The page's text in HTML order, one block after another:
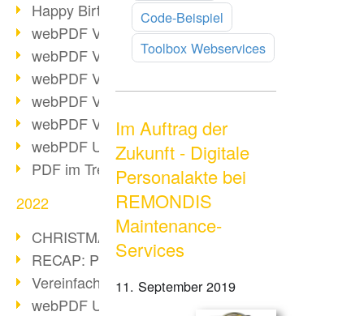
Happy Birthday, PDF!
webPDF Video-Session 4
webPDF Video-Session 3
webPDF Video-Session 2
webPDF Video-Session 1
webPDF Video-Session Termine
webPDF Update 9.0.0.2843
PDF im Trend
2022
CHRISTMAS 2022 loading
RECAP: PDF Days Europe 2022
Vereinfachung Personalprozesse
webPDF Update 8.0.0.2727
Code-Beispiel
Toolbox Webservices
Im Auftrag der
Zukunft - Digitale
Personalakte bei
REMONDIS
Maintenance-
Services
11. September 2019